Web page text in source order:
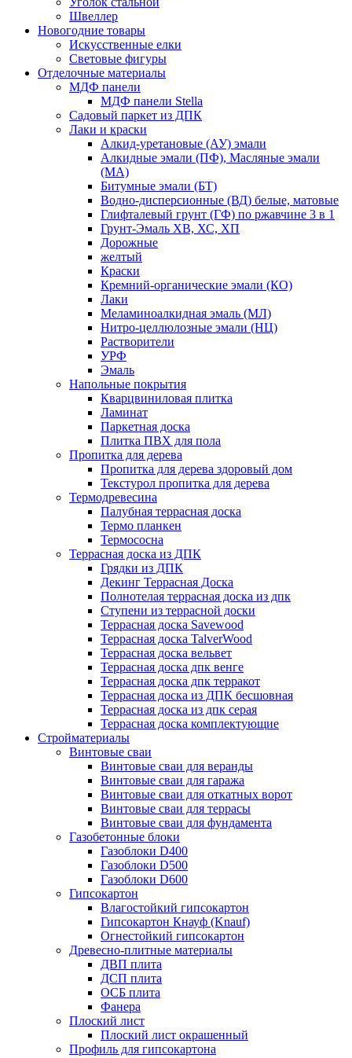
Швеллер
Новогодние товары
Искусственные елки
Световые фигуры
Отделочные материалы
МДФ панели
МДФ панели Stella
Садовый паркет из ДПК
Лаки и краски
Алкид-уретановые (АУ) эмали
Алкидные эмали (ПФ), Масляные эмали
(МА)
Битумные эмали (БТ)
Водно-дисперсионные (ВД) белые, матовые
Глифталевый грунт (ГФ) по ржавчине 3 в 1
Грунт-Эмаль ХВ, ХС, ХП
Дорожные
желтый
Краски
Кремний-органические эмали (КО)
Лаки
Меламиноалкидная эмаль (МЛ)
Нитро-целлюлозные эмали (НЦ)
Растворители
УРФ
Эмаль
Напольные покрытия
Кварцвиниловая плитка
Ламинат
Паркетная доска
Плитка ПВХ для пола
Пропитка для дерева
Пропитка для дерева здоровый дом
Текстурол пропитка для дерева
Термодревесина
Палубная террасная доска
Термо планкен
Термососна
Террасная доска из ДПК
Грядки из ДПК
Декинг Террасная Доска
Полнотелая террасная доска из дпк
Ступени из террасной доски
Террасная доска Savewood
Террасная доска TalverWood
Террасная доска вельвет
Террасная доска дпк венге
Террасная доска дпк терракот
Террасная доска из ДПК бесшовная
Террасная доска из дпк серая
Террасная доска комплектующие
Стройматериалы
Винтовые сваи
Винтовые сваи для веранды
Винтовые сваи для гаража
Винтовые сваи для откатных ворот
Винтовые сваи для террасы
Винтовые сваи для фундамента
Газобетонные блоки
Газоблоки D400
Газоблоки D500
Газоблоки D600
Гипсокартон
Влагостойкий гипсокартон
Гипсокартон Кнауф (Knauf)
Огнестойкий гипсокартон
Древесно-плитные материалы
ДВП плита
ДСП плита
ОСБ плита
Фанера
Плоский лист
Плоский лист окрашенный
Профиль для гипсокартона